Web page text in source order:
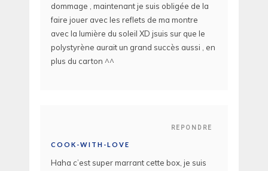
dommage , maintenant je suis obligée de la
faire jouer avec les reflets de ma montre
avec la lumière du soleil XD jsuis sur que le
polystyrène aurait un grand succès aussi , en
plus du carton ^^
REPONDRE
COOK-WITH-LOVE
Haha c’est super marrant cette box, je suis